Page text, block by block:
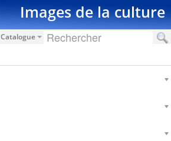
Images de la culture
Catalogue